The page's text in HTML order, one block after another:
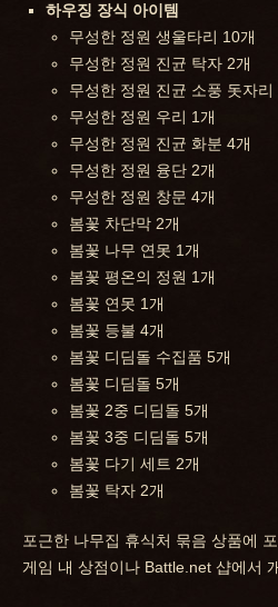
하우징 장식 아이템
무성한 정원 생울타리 10개
무성한 정원 진균 탁자 2개
무성한 정원 진균 소풍 돗자리
무성한 정원 우리 1개
무성한 정원 진균 화분 4개
무성한 정원 융단 2개
무성한 정원 창문 4개
봄꽃 차단막 2개
봄꽃 나무 연못 1개
봄꽃 평온의 정원 1개
봄꽃 연못 1개
봄꽃 등불 4개
봄꽃 디딤돌 수집품 5개
봄꽃 디딤돌 5개
봄꽃 2중 디딤돌 5개
봄꽃 3중 디딤돌 5개
봄꽃 다기 세트 2개
봄꽃 탁자 2개
포근한 나무집 휴식처 묶음 상품에
게임 내 상점이나 Battle.net 샵에서